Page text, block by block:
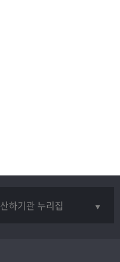
산하기관 누리집